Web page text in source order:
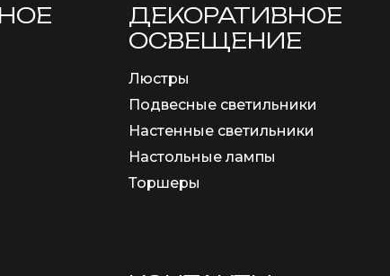
ДЕКОРАТИВНОЕ
ОСВЕЩЕНИЕ
Люстры
Подвесные светильники
Настенные светильники
Настольные лампы
Торшеры